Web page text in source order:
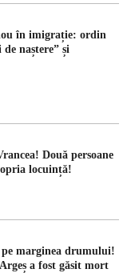
în imigrație: ordin
naștere” și
Două persoane
locuință!
pe marginea drumului!
a fost găsit mort